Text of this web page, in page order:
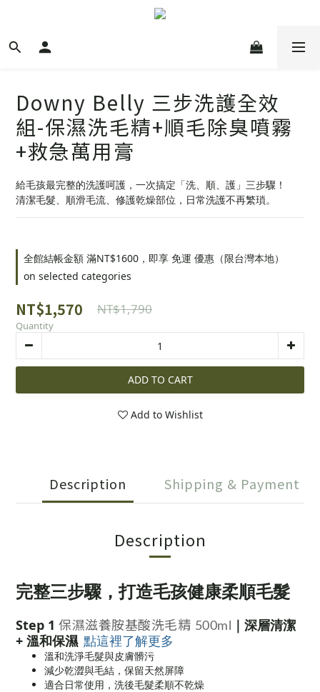
Downy Belly 三步洗護全效
組-保濕洗毛精+順毛除臭噴霧
+救急萬用膏
給毛孩最完整的洗護呵護，一次搞定「洗、順、護」三步驟！
清潔毛髮、順滑毛流、修護乾燥部位，日常洗護不再繁瑣。
全館結帳金額 滿NT$1600，即享 免運 優惠（限台灣本地）
on selected categories
NT$1,570 NT$1,790
Quantity
ADD TO CART
Add to Wishlist
Description Shipping & Payment
Description
完整三步驟，打造毛孩健康柔順毛髮
Step 1 保濕滋養胺基酸洗毛精 500ml
｜深層清潔
+ 溫和保濕 點這裡了解更多
溫和洗淨毛髮與皮膚髒污
減少乾澀與毛結，保留天然屏障
適合日常使用，洗後毛髮柔順不乾燥